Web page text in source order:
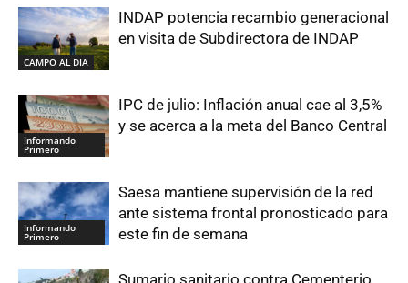
CAMPO AL DIA
INDAP potencia recambio generacional
en visita de Subdirectora de INDAP
Informando
Primero
IPC de julio: Inflación anual cae al 3,5%
y se acerca a la meta del Banco Central
Informando
Primero
Saesa mantiene supervisión de la red
ante sistema frontal pronosticado para
este fin de semana